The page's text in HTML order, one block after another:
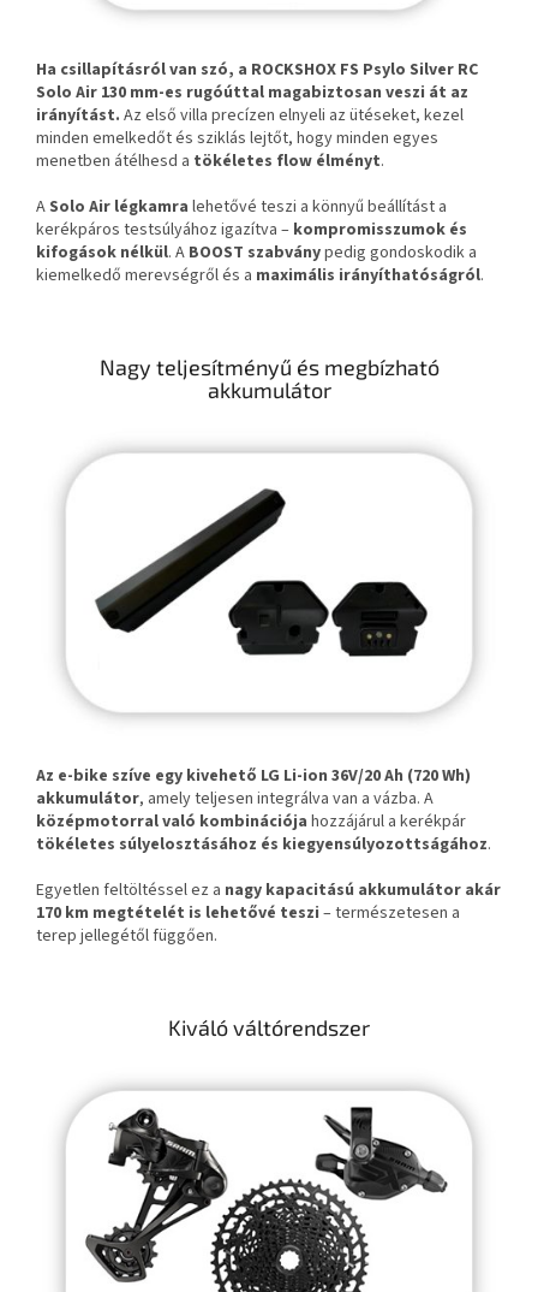
Ha csillapításról van szó, a ROCKSHOX FS Psylo Silver RC
Solo Air 130 mm-es rugóúttal magabiztosan veszi át az
irányítást. Az első villa precízen elnyeli az ütéseket, kezel
minden emelkedőt és sziklás lejtőt, hogy minden egyes
menetben átélhesd a tökéletes flow élményt.
ASolo Air légkamra lehetővé teszi a könnyű beállítást a
kerékpáros testsúlyához igazítva – kompromisszumok és
kifogások nélkül. A BOOST szabványpedig gondoskodik a
kiemelkedő merevségről és a maximális irányíthatóságról.
Nagy teljesítményű és megbízható
akkumulátor
Az e-bike szíve egy kivehető LG Li-ion 36V/20 Ah (720 Wh)
akkumulátor, amely teljesen integrálva van a vázba. A
középmotorral való kombinációja hozzájárul a kerékpár
tökéletes súlyelosztásához és kiegyensúlyozottságához.
Egyetlen feltöltéssel ez a nagy kapacitású akkumulátor akár
170 km megtételét is lehetővé teszi – természetesen a
terep jellegétől függően.
Kiváló váltórendszer